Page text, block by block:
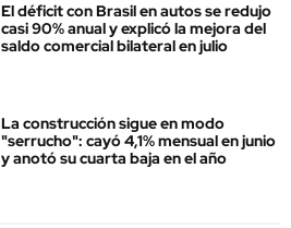
El déficit con Brasil en autos se redujo
casi 90% anual y explicó la mejora del
saldo comercial bilateral en julio
La construcción sigue en modo
"serrucho": cayó 4,1% mensual en junio
y anotó su cuarta baja en el año